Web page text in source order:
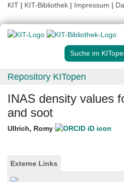
KIT | KIT-Bibliothek | Impressum |
Suche im
Repository KITopen
INAS density values
and soot
Ullrich, Romy
Externe Links